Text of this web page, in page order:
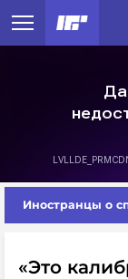
Иностранцы о
«Это